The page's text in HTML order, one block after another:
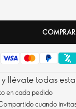
COMPRAR
llévate todas
en cada pedido
cuando